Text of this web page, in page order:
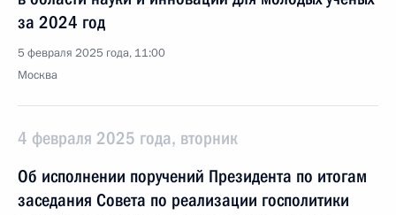
за 2024 год
5 февраля 2025 года, 11:00
Москва
4 февраля 2025 года, вторник
Об исполнении поручений Президента по итогам
заседания Совета по реализации госполитики